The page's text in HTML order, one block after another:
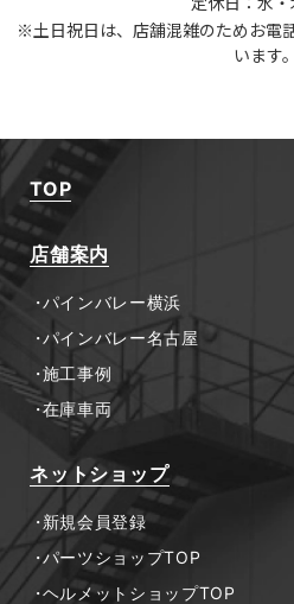
※土日祝日は、店舗混雑のためお電
います。
TOP
店舗案内
パインバレー横浜
パインバレー名古屋
施工事例
在庫車両
ネットショップ
新規会員登録
パーツショップTOP
ヘルメットショップTOP